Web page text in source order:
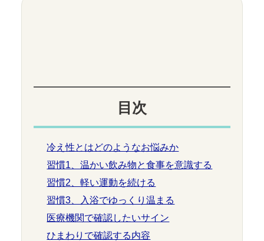
目次
冷え性とはどのようなお悩みか
習慣1、温かい飲み物と食事を意識する
習慣2、軽い運動を続ける
習慣3、入浴でゆっくり温まる
医療機関で確認したいサイン
ひまわりで確認する内容